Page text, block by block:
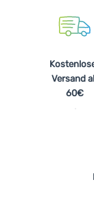
Beratung
Versand
60€